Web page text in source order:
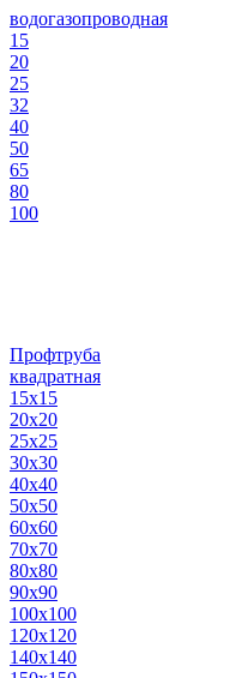
водогазопроводная
15
20
25
32
40
50
65
80
100
Профтруба
квадратная
15х15
20х20
25х25
30х30
40х40
50х50
60х60
70х70
80х80
90х90
100х100
120х120
140х140